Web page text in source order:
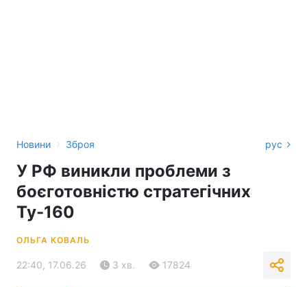
Новини › Зброя рус
У РФ виникли проблеми з
боєготовністю стратегічних
Ту-160
ОЛЬГА КОВАЛЬ
22:40, 17.06.26 3 хв. 17824